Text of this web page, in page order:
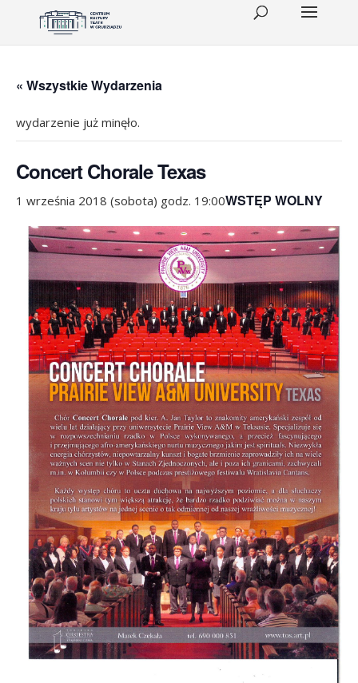
« Wszystkie Wydarzenia
wydarzenie już minęło.
Concert Chorale Texas
1 września 2018 (sobota) godz. 19:00WSTĘP WOLNY